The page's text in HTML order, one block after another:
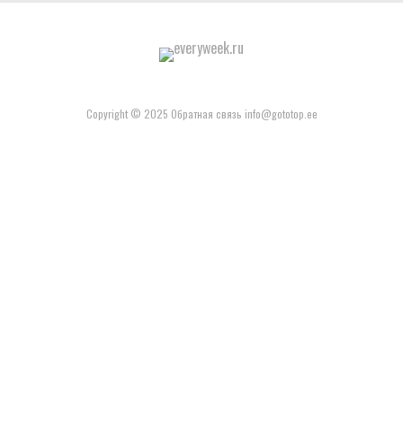
Copyright © 2025 Обратная связь info@gototop.ee